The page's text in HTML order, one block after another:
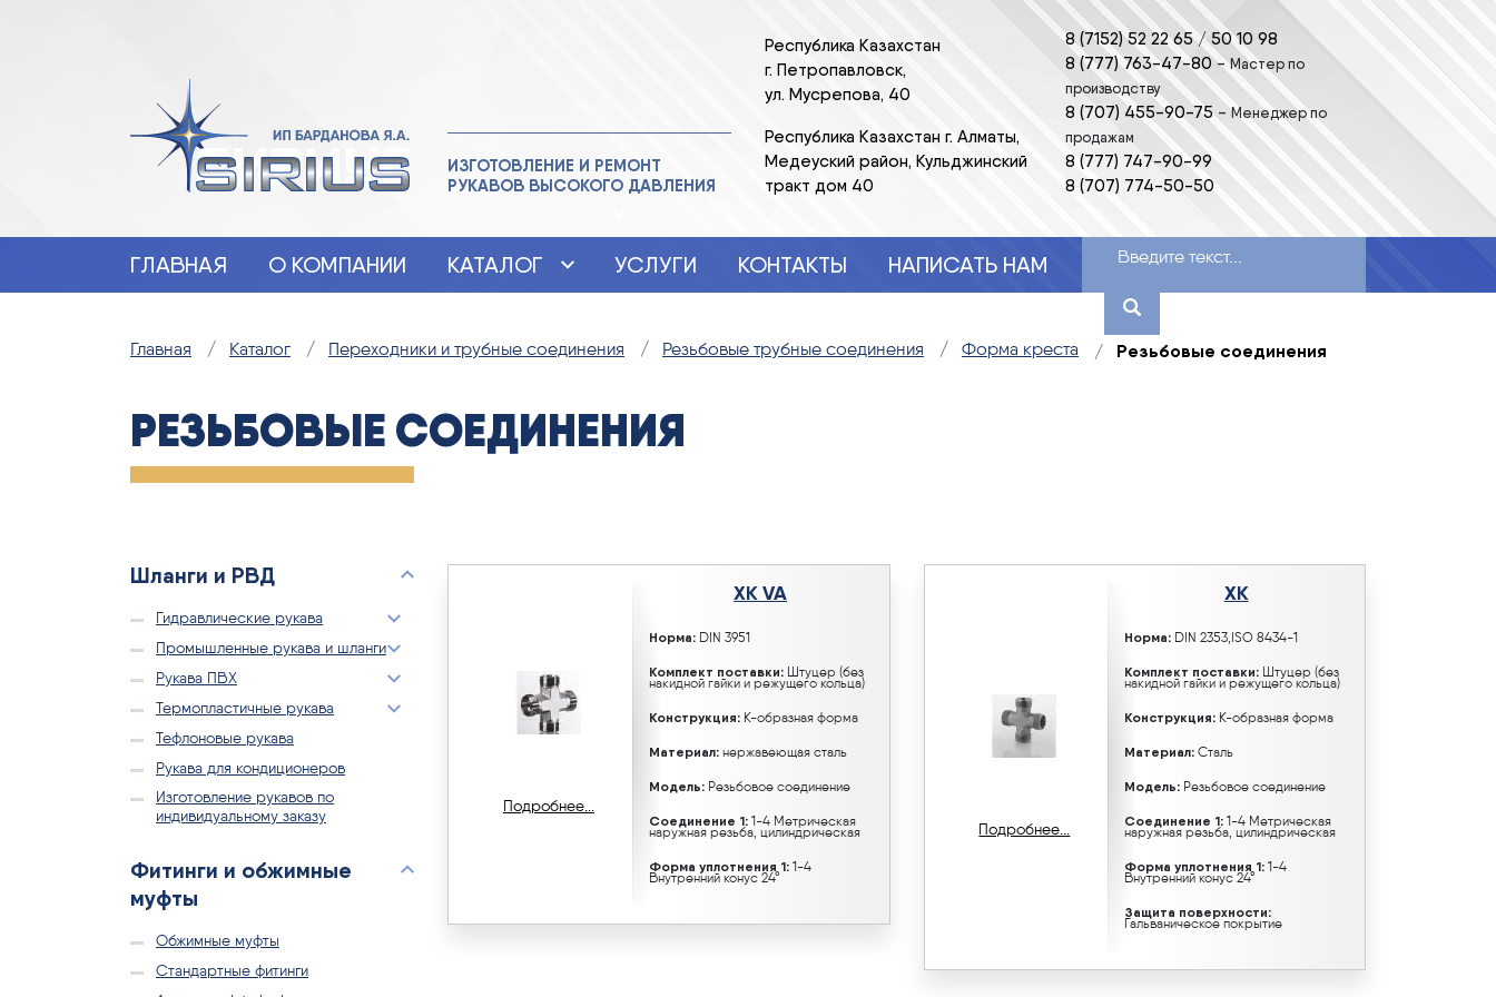
ИЗГОТОВЛЕНИЕ И РЕМОНТ
РУКАВОВ ВЫСОКОГО ДАВЛЕНИЯ
Республика Казахстан
г. Петропавловск,
ул. Мусрепова, 40
Республика Казахстан г. Алматы,
Медеуский район, Кульджинский
тракт дом 40
8 (7152) 52 22 65/50 10 98
8 (777) 763-47-80-Мастер по
производству
8 (707) 455-90-75-Менеджер по
продажам
8 (777) 747-90-99
8 (707) 774-50-50
ГЛАВНАЯ О КОМПАНИИ КАТАЛОГ УСЛУГИ КОНТАКТЫ НАПИСАТЬ НАМ
Главная Каталог Переходники и трубные соединения Резьбовые трубные соединения Форма креста Резьбовые соединения
РЕЗЬБОВЫЕ СОЕДИНЕНИЯ
Шланги и РВД
Гидравлические рукава
Промышленные рукава и шланги
Рукава ПВХ
Термопластичные рукава
Тефлоновые рукава
Рукава для кондиционеров
Изготовление рукавов по
индивидуальному заказу
Фитинги и обжимные
муфты
Обжимные муфты
Стандартные фитинги
Подробнее...
XK VA
Норма:DIN 3951
Комплект поставки:Штуцер (без
накидной гайки и режущего кольца)
Конструкция:K-образная форма
Материал:нержавеющая сталь
Модель:Резьбовое соединение
Соединение 1:1-4 Метрическая
наружная резьба, цилиндрическая
Форма уплотнения 1:1-4
Внутренний конус 24°
Подробнее...
XK
Норма: DIN 2353,ISO 8434-1
Комплект поставки: Штуцер (без
накидной гайки и режущего кольца)
Конструкция: K-образная форма
Материал: Сталь
Модель: Резьбовое соединение
Соединение 1: 1-4 Метрическая
наружная резьба, цилиндрическая
Форма уплотнения 1: 1-4
Внутренний конус 24°
Защита поверхности:
Гальваническое покрытие